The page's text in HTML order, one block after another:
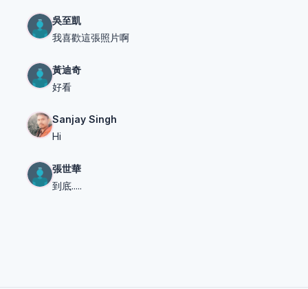
吳至凱
我喜歡這張照片啊
黃迪奇
好看
Sanjay Singh
Hi
張世華
到底.....